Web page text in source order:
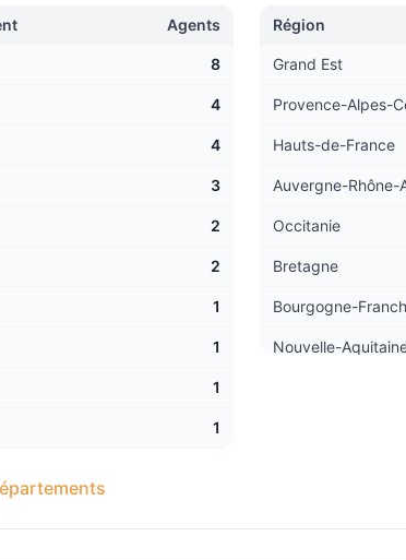
Agents
8
4
4
3
2
2
1
1
1
1
Région
Grand Est
Provence-Alpes-
Hauts-de-France
Auvergne-Rhône-
Occitanie
Bretagne
Bourgogne-
Nouvelle-